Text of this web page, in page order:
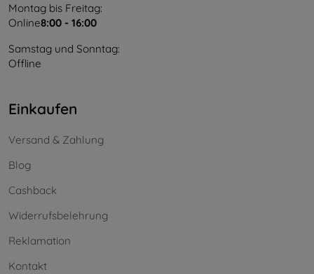
Montag bis Freitag:
Online8:00 - 16:00
Samstag und Sonntag:
Offline
Einkaufen
Versand & Zahlung
Blog
Cashback
Widerrufsbelehrung
Reklamation
Kontakt